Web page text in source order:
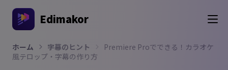
Edimakor
ホーム 字幕のヒント
Premiere Proでできる！カラオケ
風テロップ・字幕の作り方